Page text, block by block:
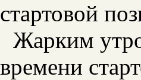
стартовой
Жарким
времени